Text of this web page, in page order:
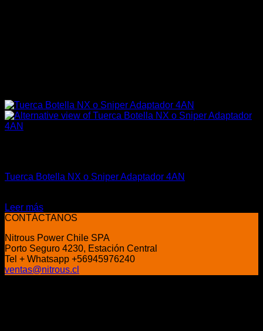
Tuerca Botella NX o Sniper Adaptador 4AN
precio
original
$34.990.
actual
$28.990.
Leer más
CONTÁCTANOS
Nitrous Power Chile SPA
Porto Seguro 4230, Estación Central
Tel + Whatsapp +56945976240
ventas@nitrous.cl